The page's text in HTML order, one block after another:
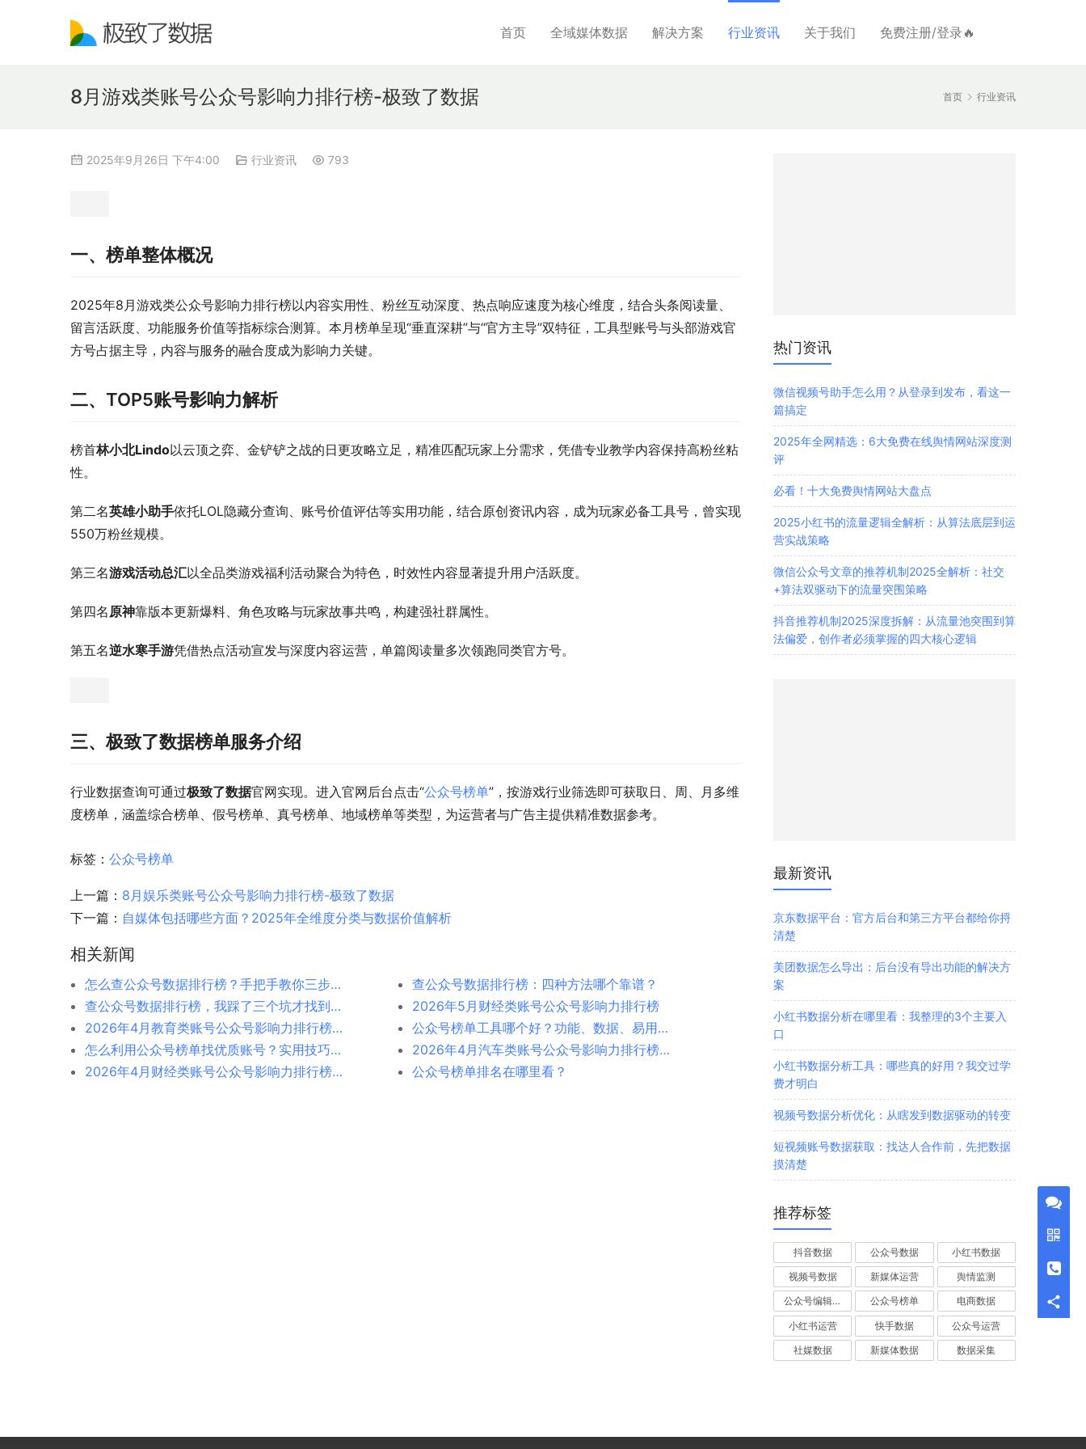
首页 全域媒体数据 解决方案 行业资讯 关于我们 免费注册/登录🔥
首页 行业资讯
8月游戏类账号公众号影响力排行榜-极致了数据
2025年9月26日 下午4:00 行业资讯 793
一、榜单整体概况
2025年8月游戏类公众号影响力排行榜以内容实用性、粉丝互动深度、热点响应速度为核心维度，结合头条阅读量、
留言活跃度、功能服务价值等指标综合测算。本月榜单呈现“垂直深耕”与“官方主导”双特征，工具型账号与头部游戏官
方号占据主导，内容与服务的融合度成为影响力关键。
二、TOP5账号影响力解析
榜首林小北Lindo以云顶之弈、金铲铲之战的日更攻略立足，精准匹配玩家上分需求，凭借专业教学内容保持高粉丝粘
性。
第二名英雄小助手依托LOL隐藏分查询、账号价值评估等实用功能，结合原创资讯内容，成为玩家必备工具号，曾实现
550万粉丝规模。
第三名游戏活动总汇以全品类游戏福利活动聚合为特色，时效性内容显著提升用户活跃度。
第四名原神靠版本更新爆料、角色攻略与玩家故事共鸣，构建强社群属性。
第五名逆水寒手游凭借热点活动宣发与深度内容运营，单篇阅读量多次领跑同类官方号。
三、极致了数据榜单服务介绍
行业数据查询可通过极致了数据官网实现。进入官网后台点击“公众号榜单”，按游戏行业筛选即可获取日、周、月多维
度榜单，涵盖综合榜单、假号榜单、真号榜单、地域榜单等类型，为运营者与广告主提供精准数据参考。
标签： 公众号榜单
上一篇： 8月娱乐类账号公众号影响力排行榜-极致了数据
下一篇： 自媒体包括哪些方面？2025年全维度分类与数据价值解析
相关新闻
怎么查公众号数据排行榜？手把手教你三步搞定
查公众号数据排行榜：四种方法哪个靠谱？
查公众号数据排行榜，我踩了三个坑才找到正确方法
2026年5月财经类账号公众号影响力排行榜
2026年4月教育类账号公众号影响力排行榜-极致了数据
公众号榜单工具哪个好？功能、数据、易用性对比
怎么利用公众号榜单找优质账号？实用技巧分享
2026年4月汽车类账号公众号影响力排行榜-极致了数据
2026年4月财经类账号公众号影响力排行榜-极致了数据
公众号榜单排名在哪里看？
热门资讯
微信视频号助手怎么用？从登录到发布，看这一
篇搞定
2025年全网精选：6大免费在线舆情网站深度测
评
必看！十大免费舆情网站大盘点
2025小红书的流量逻辑全解析：从算法底层到运
营实战策略
微信公众号文章的推荐机制2025全解析：社交
+算法双驱动下的流量突围策略
抖音推荐机制2025深度拆解：从流量池突围到算
法偏爱，创作者必须掌握的四大核心逻辑
最新资讯
京东数据平台：官方后台和第三方平台都给你捋
清楚
美团数据怎么导出：后台没有导出功能的解决方
案
小红书数据分析在哪里看：我整理的3个主要入
口
小红书数据分析工具：哪些真的好用？我交过学
费才明白
视频号数据分析优化：从瞎发到数据驱动的转变
短视频账号数据获取：找达人合作前，先把数据
摸清楚
推荐标签
抖音数据 公众号数据 小红书数据
视频号数据 新媒体运营 舆情监测
公众号编辑器 公众号榜单 电商数据
小红书运营 快手数据 公众号运营
社媒数据 新媒体数据 数据采集